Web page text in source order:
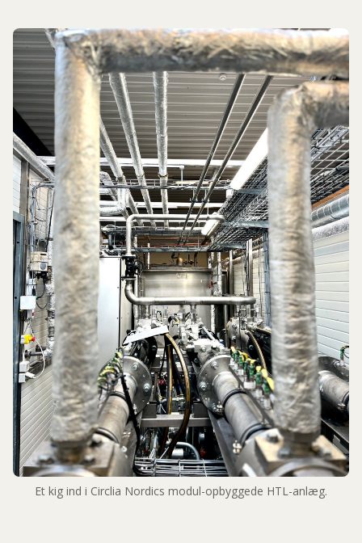
Et kig ind i Circlia Nordics modul-opbyggede HTL-anlæg.